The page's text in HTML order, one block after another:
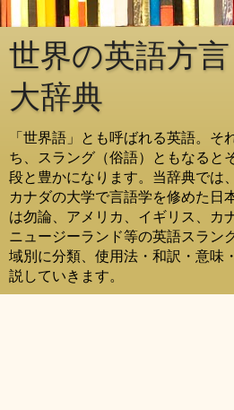
世界の英語方
大辞典
「世界語」とも呼ばれる英語。
ち、スラング（俗語）ともなると
段と豊かになります。当辞典では
カナダの大学で言語学を修めた日
は勿論、アメリカ、イギリス、カ
ニュージーランド等の英語スラン
域別に分類、使用法・和訳・意味
説していきます。